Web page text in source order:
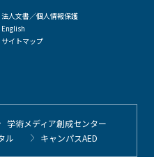
法人文書／個人情報保護
English
サイトマップ
学術メディア創成センター
ル
キャンパスAED